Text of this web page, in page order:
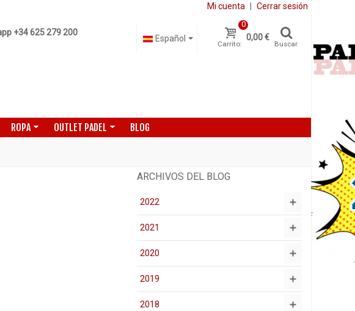
+34 625 279 200
Mi cuenta Cerrar sesión
Carrito:
0
0,00 €
Buscar
Español
ROPA OUTLET PADEL BLOG
ARCHIVOS DEL BLOG
2022
2021
2020
2019
2018